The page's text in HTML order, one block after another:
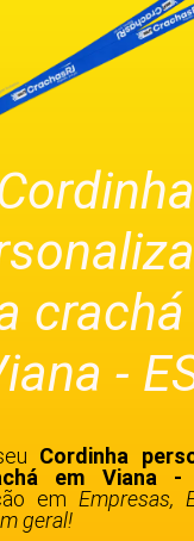
-
Cordinha
em Viana -
em Empresas,
geral!